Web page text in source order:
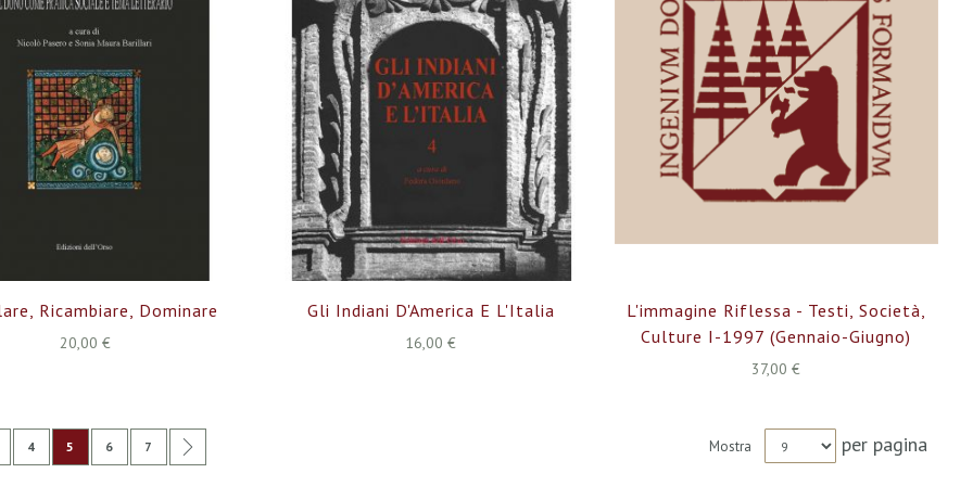
Ricambiare, Dominare
20,00 €
Gli Indiani D'America E L'Italia
16,00 €
L'immagine Riflessa - Testi, Società,
Culture I-1997 (gennaio-Giugno)
37,00 €
Pagina
4 Attualmente stai leggendo la pagina
5 Pagina
6 Pagina
7 Mostra per pagina